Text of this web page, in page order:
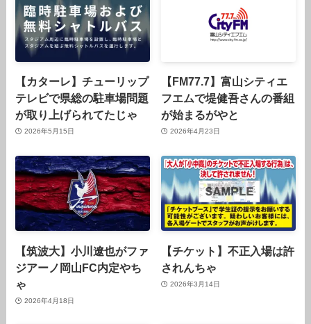
【カターレ】チューリップ
テレビで県総の駐車場問題
が取り上げられてたじゃ
2026年5月15日
【FM77.7】富山シティエ
フエムで堤健吾さんの番組
が始まるがやと
2026年4月23日
【筑波大】小川遼也がファ
ジアーノ岡山FC内定やち
ゃ
2026年4月18日
【チケット】不正入場は許
されんちゃ
2026年3月14日